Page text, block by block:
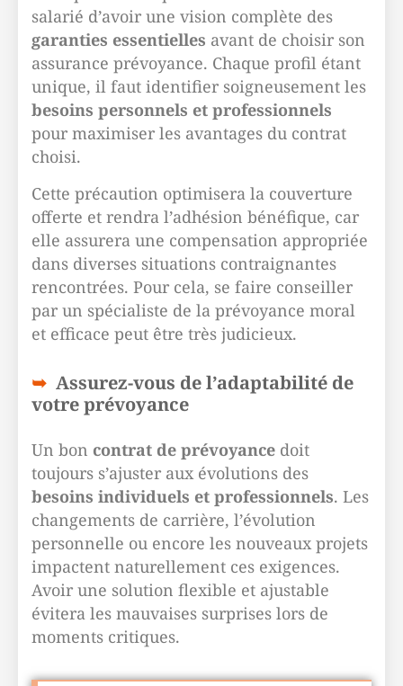
salarié d’avoir une vision complète des
garanties essentielles avant de choisir son
assurance prévoyance. Chaque profil étant
unique, il faut identifier soigneusement les
besoins personnels et professionnels
pour maximiser les avantages du contrat
choisi.
Cette précaution optimisera la couverture
offerte et rendra l’adhésion bénéfique, car
elle assurera une compensation appropriée
dans diverses situations contraignantes
rencontrées. Pour cela, se faire conseiller
par un spécialiste de la prévoyance moral
et efficace peut être très judicieux.
Assurez-vous de l’adaptabilité de
votre prévoyance
Un bon contrat de prévoyance doit
toujours s’ajuster aux évolutions des
besoins individuels et professionnels. Les
changements de carrière, l’évolution
personnelle ou encore les nouveaux projets
impactent naturellement ces exigences.
Avoir une solution flexible et ajustable
évitera les mauvaises surprises lors de
moments critiques.